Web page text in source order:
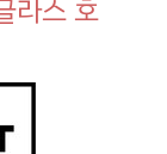
라스 호